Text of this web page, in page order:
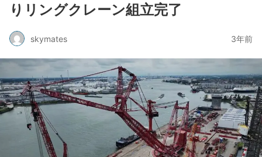
りリングクレーン組立完了
skymates 3年前